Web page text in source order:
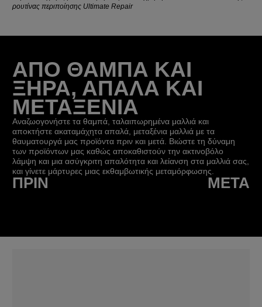
ρουτίνας περιποίησης Ultimate Repair
ΑΠΟ ΘΑΜΠΑ ΚΑΙ
ΞΗΡΑ, ΑΠΑΛΑ ΚΑΙ
ΜΕΤΑΞΕΝΙΑ
Αναζωογονήστε τα θαμπά, ταλαιπωρημένα μαλλιά και
αποκτήστε ακαταμάχητα απαλά, μεταξένια μαλλιά με τα
θαυματουργά μας προϊόντα πριν και μετά. Βιώστε τη δύναμη
των προϊόντων μας καθώς αποκαθιστούν την ακτινοβόλο
λάμψη και μια ασύγκριτη απαλότητα και λείανση στα μαλλιά σας,
και γίνετε μάρτυρες μιας εκθαμβωτικής μεταμόρφωσης.
ΠΡΙΝ ΜΕΤΆ